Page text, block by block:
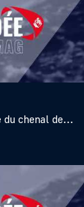
du chenal de...